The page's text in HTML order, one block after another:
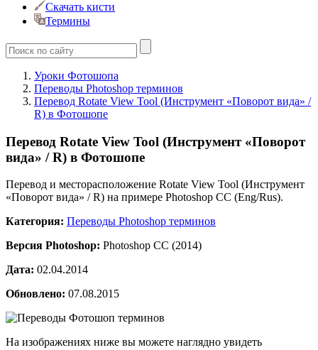
Скачать кисти
Термины
Уроки Фотошопа
Переводы Photoshop терминов
Перевод Rotate View Tool (Инструмент «Поворот вида» /
R) в Фотошопе
Перевод Rotate View Tool (Инструмент «Поворот
вида» / R) в Фотошопе
Перевод и месторасположение Rotate View Tool (Инструмент
«Поворот вида» / R) на примере Photoshop CC (Eng/Rus).
Категория: Переводы Photoshop терминов
Версия Photoshop: Photoshop CC (2014)
Дата: 02.04.2014
Обновлено: 07.08.2015
На изображениях ниже вы можете наглядно увидеть